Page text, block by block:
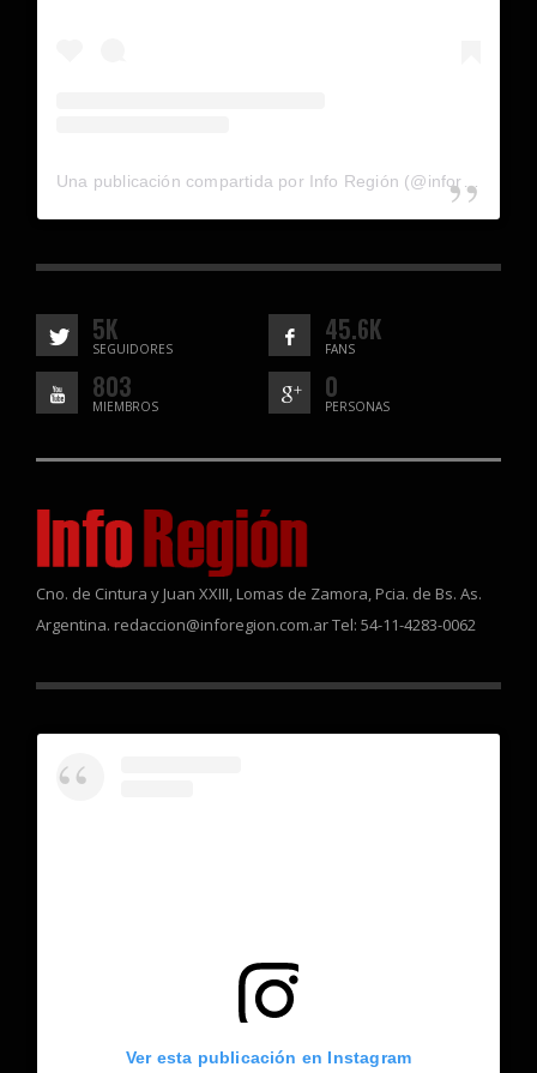
5K
SEGUIDORES
45.6K
FANS
803
MIEMBROS
0
PERSONAS
Cno. de Cintura y Juan XXIII, Lomas de Zamora, Pcia. de Bs. As.
Argentina. redaccion@inforegion.com.ar Tel: 54-11-4283-0062
Ver esta publicación en Instagram